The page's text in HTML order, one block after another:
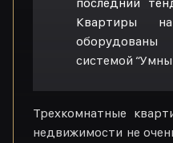
последний
Квартиры
системой
Трехкомнатные
недвижимости не